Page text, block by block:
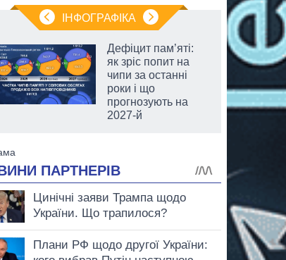
ІНФОГРАФІКА
Дефіцит пам’яті:
як зріс попит на
чипи за останні
роки і що
прогнозують на
2027-й